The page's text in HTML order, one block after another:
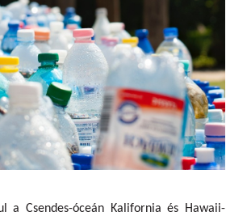
a Csendes-óceán Kalifornia és Hawaii-